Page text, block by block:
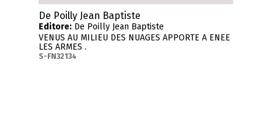
De Poilly Jean Baptiste
Editore: De Poilly Jean Baptiste
VENUS AU MILIEU DES NUAGES APPORTE A ENEE
LES ARMES .
S-FN32134